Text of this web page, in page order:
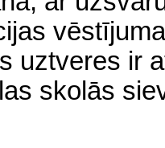
uztveres ir
skolās